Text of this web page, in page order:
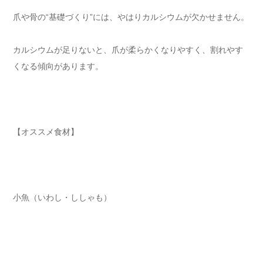
爪や骨の“基礎づくり”には、やはりカルシウムが欠かせません。
カルシウムが足りないと、爪が柔らかくなりやすく、割れやす
くなる傾向があります。
【オススメ食材】
小魚（いわし・ししゃも）